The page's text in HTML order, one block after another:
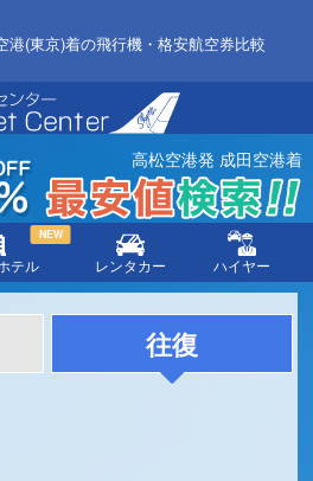
(東京)着の飛行機・格安航空券比較
高松空港発 成田空港着
テル
NEW
レンタカー ハイヤー
往復